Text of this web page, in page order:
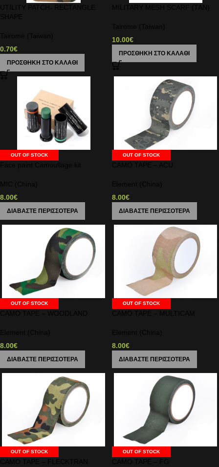
0.70€
ΠΡΟΣΘΉΚΗ ΣΤΟ ΚΑΛΆΘΙ
10.00€
ΠΡΟΣΘΉΚΗ ΣΤΟ ΚΑΛΆΘΙ
OUT OF STOCK
8.00€
ΔΙΑΒΆΣΤΕ ΠΕΡΙΣΣΌΤΕΡΑ
OUT OF STOCK
8.00€
ΔΙΑΒΆΣΤΕ ΠΕΡΙΣΣΌΤΕΡΑ
OUT OF STOCK
8.00€
ΔΙΑΒΆΣΤΕ ΠΕΡΙΣΣΌΤΕΡΑ
OUT OF STOCK
8.00€
ΔΙΑΒΆΣΤΕ ΠΕΡΙΣΣΌΤΕΡΑ
OUT OF STOCK OUT OF STOCK